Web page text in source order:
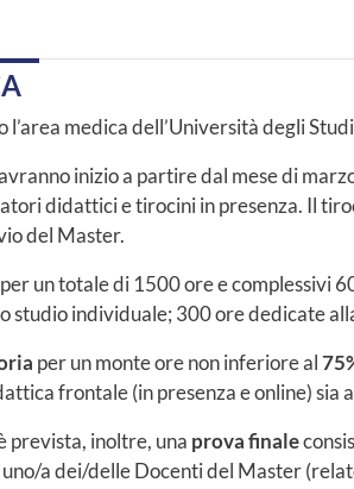
medica dell’Università degli
inizio a partire dal mese di
didattici e tirocini in presenza. Il
del Master.
un totale di 1500 ore e
individuale; 300 ore dedicate
per un monte ore non inferiore al
frontale (in presenza e online)
prevista, inoltre, una prova finale
a dei/delle Docenti del Master